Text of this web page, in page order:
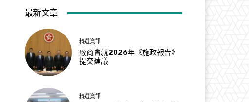
最新文章
精選資訊
廠商會就2026年《施政報告》
提交建議
精選資訊